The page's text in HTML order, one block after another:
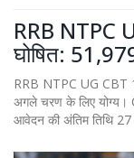
RRB NTPC
घोषित:
योग्य
RRB NTPC UG CBT
अगले चरण के लिए योग्य।
आवेदन की अंतिम तिथि 27